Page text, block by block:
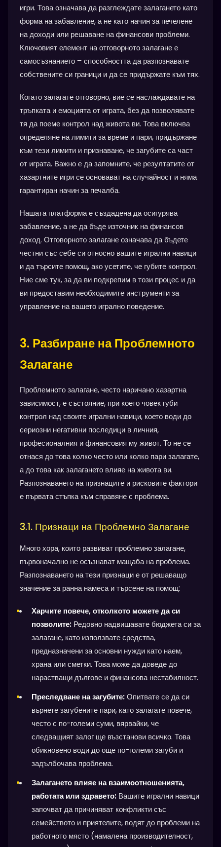
игри. Това означава да разглеждате залагането като
форма на забавление, а не като начин за печелене
на доходи или решаване на финансови проблеми.
Ключовият елемент на отговорното залагане е
самосъзнанието – способността да разпознавате
собствените си граници и да се придържате към тях.
Когато залагате отговорно, вие се наслаждавате на
тръпката и емоцията от играта, без да позволявате
тя да поеме контрол над живота ви. Това включва
определяне на лимити за време и пари, придържане
към тези лимити и признаване, че загубите са част
от играта. Важно е да запомните, че резултатите от
хазартните игри се основават на случайност и няма
гарантиран начин за печалба.
Нашата платформа е създадена да осигурява
забавление, а не да бъде източник на финансов
доход. Отговорното залагане означава да бъдете
честни със себе си относно вашите игрални навици
и да търсите помощ, ако усетите, че губите контрол.
Ние сме тук, за да ви подкрепим в този процес и да
ви предоставим необходимите инструменти за
управление на вашето игрално поведение.
3. Разбиране на Проблемното
Залагане
Проблемното залагане, често наричано хазартна
зависимост, е състояние, при което човек губи
контрол над своите игрални навици, което води до
сериозни негативни последици в личния,
професионалния и финансовия му живот. То не се
отнася до това колко често или колко пари залагате,
а до това как залагането влияе на живота ви.
Разпознаването на признаците и рисковите фактори
е първата стъпка към справяне с проблема.
3.1. Признаци на Проблемно Залагане
Много хора, които развиват проблемно залагане,
първоначално не осъзнават мащаба на проблема.
Разпознаването на тези признаци е от решаващо
значение за ранна намеса и търсене на помощ:
Харчите повече, отколкото можете да си
позволите: Редовно надвишавате бюджета си за
залагане, като използвате средства,
предназначени за основни нужди като наем,
храна или сметки. Това може да доведе до
нарастващи дългове и финансова нестабилност.
Преследване на загубите:Опитвате се да си
върнете загубените пари, като залагате повече,
често с по-големи суми, вярвайки, че
следващият залог ще възстанови всичко. Това
обикновено води до още по-големи загуби и
задълбочава проблема.
Залагането влияе на взаимоотношенията,
работата или здравето: Вашите игрални навици
започват да причиняват конфликти със
семейството и приятелите, водят до проблеми на
работното място (намалена производителност,